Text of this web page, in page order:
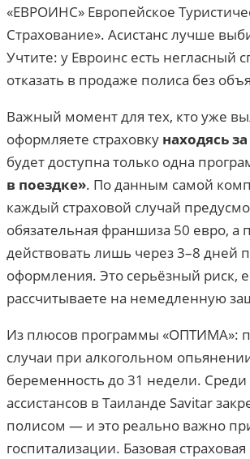
«ЕВРОИНС» Европейское
Страхование». Асистанс лучше
Учтите: у Евроинс есть негласный
отказать в продаже полиса без
Важный момент для тех, кто уже
оформляете страховку находясь
будет доступна только одна
в поездке». По данным самой
каждый страховой случай
обязательная франшиза 50 евро, а
действовать лишь через 3–8 дней
оформления. Это серьёзный риск,
рассчитываете на немедленную
Из плюсов программы «ОПТИМА»:
случаи при алкогольном
беременность до 31 недели.
ассистансов в Таиланде Savitar
полисом — и это реально важно
госпитализации. Базовая